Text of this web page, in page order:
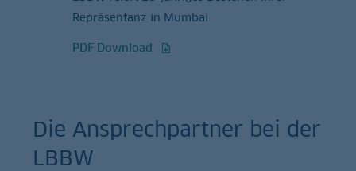
Repräsentanz in Mumbai
PDF Download
Die Ansprechpartner bei der
LBBW